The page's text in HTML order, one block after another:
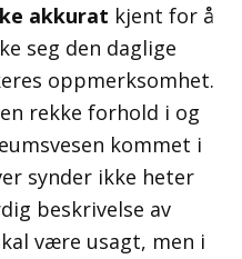
akkurat kjent for å
seg den daglige
oppmerksomhet.
rekke forhold i og
kommet i
synder ikke heter
beskrivelse av
være usagt, men i